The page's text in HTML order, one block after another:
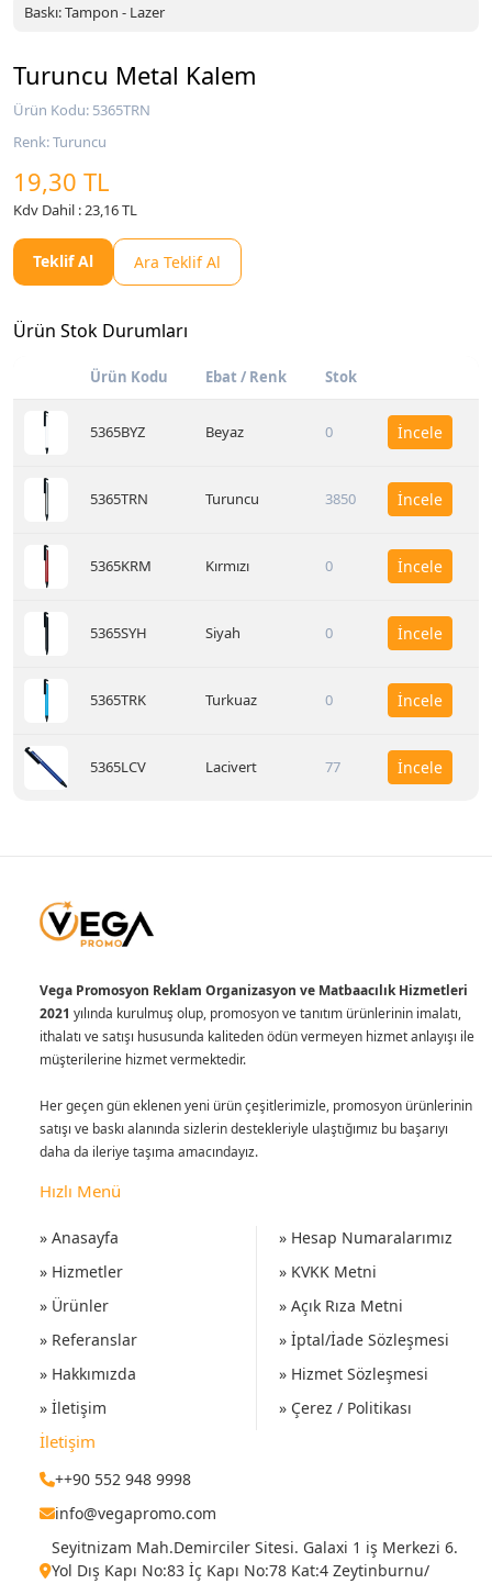
Baskı: Tampon - Lazer
Turuncu Metal Kalem
Ürün Kodu: 5365TRN
Renk: Turuncu
19,30 TL
Kdv Dahil : 23,16 TL
Teklif Al Ara Teklif Al
Ürün Stok Durumları
Ürün Kodu Ebat / Renk Stok
5365BYZ Beyaz 0 İncele
5365TRN Turuncu 3850 İncele
5365KRM Kırmızı 0 İncele
5365SYH Siyah 0 İncele
5365TRK Turkuaz 0 İncele
5365LCV Lacivert 77 İncele
Vega Promosyon Reklam Organizasyon ve Matbaacılık Hizmetleri
2021 yılında kurulmuş olup, promosyon ve tanıtım ürünlerinin imalatı,
ithalatı ve satışı hususunda kaliteden ödün vermeyen hizmet anlayışı ile
müşterilerine hizmet vermektedir.
Her geçen gün eklenen yeni ürün çeşitlerimizle, promosyon ürünlerinin
satışı ve baskı alanında sizlerin destekleriyle ulaştığımız bu başarıyı
daha da ileriye taşıma amacındayız.
Hızlı Menü
» Anasayfa
» Hizmetler
» Ürünler
» Referanslar
» Hakkımızda
» İletişim
» Hesap Numaralarımız
» KVKK Metni
» Açık Rıza Metni
» İptal/İade Sözleşmesi
» Hizmet Sözleşmesi
» Çerez / Politikası
İletişim
++90 552 948 9998
info@vegapromo.com
Seyitnizam Mah.Demirciler Sitesi. Galaxi 1 iş Merkezi 6.
Yol Dış Kapı No:83 İç Kapı No:78 Kat:4 Zeytinburnu/